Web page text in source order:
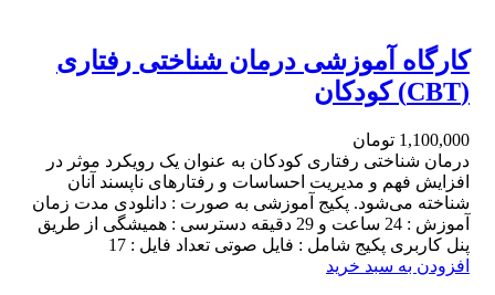
کارگاه آموزشی درمان شناختی رفتاری
(CBT) کودکان
1,100,000 تومان
درمان شناختی رفتاری کودکان به عنوان یک رویکرد موثر در
افزایش فهم و مدیریت احساسات و رفتارهای ناپسند آنان
شناخته می‌شود. پکیج آموزشی به صورت : دانلودی مدت زمان
آموزش : 24 ساعت و 29 دقیقه دسترسی : همیشگی از طریق
پنل کاربری پکیج شامل : فایل صوتی تعداد فایل : 17
افزودن به سبد خرید